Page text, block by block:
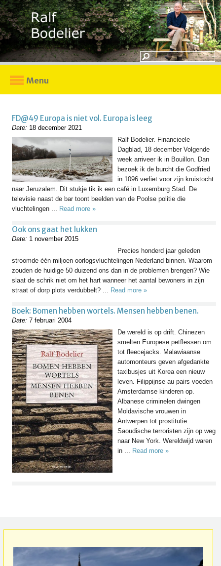
Menu
FD@49 Europa is niet vol. Europa is leeg
Date: 18 december 2021
Ralf Bodelier. Financieele
Dagblad, 18 december Volgende
week arriveer ik in Bouillon. Dan
bezoek ik de burcht die Godfried
in 1096 verliet voor zijn kruistocht
naar Jeruzalem. Dit stukje tik ik een café in Luxemburg Stad. De
televisie naast de bar toont beelden van de Poolse politie die
vluchtelingen ... Read more »
Ook ons gaat het lukken
Date: 1 november 2015
Precies honderd jaar geleden
stroomde één miljoen oorlogsvluchtelingen Nederland binnen. Waarom
zouden de huidige 50 duizend ons dan in de problemen brengen? Wie
slaat de schrik niet om het hart wanneer het aantal bewoners in zijn
straat of dorp plots verdubbelt? ... Read more »
Boek: Bomen hebben wortels. Mensen hebben benen.
Date: 7 februari 2004
De wereld is op drift. Chinezen
smelten Europese petflessen om
tot fleecejacks. Malawiaanse
automonteurs geven afgedankte
taxibusjes uit Korea een nieuw
leven. Filippijnse au pairs voeden
Amsterdamse kinderen op.
Albanese criminelen dwingen
Moldavische vrouwen in
Antwerpen tot prostitutie.
Saoudische terroristen zijn op weg
naar New York. Wereldwijd waren
in ... Read more »